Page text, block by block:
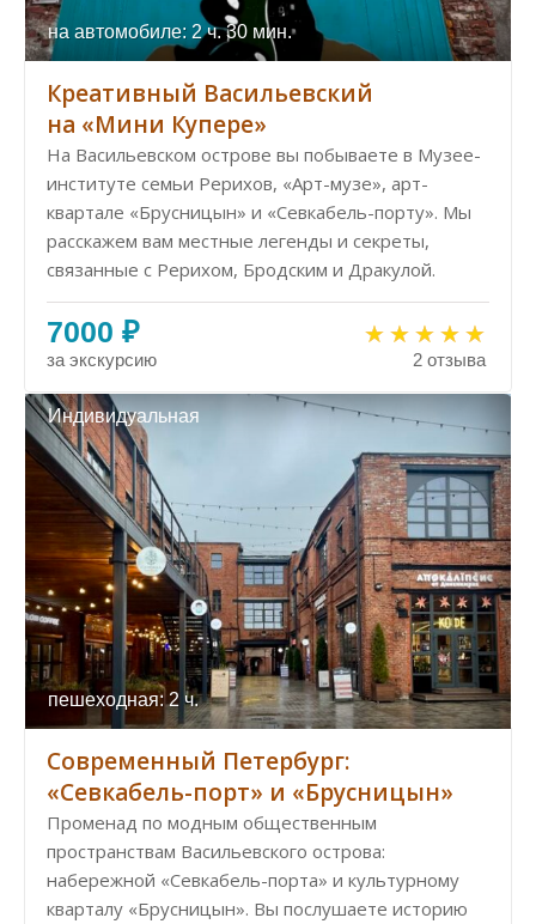
на автомобиле: 2 ч. 30 мин.
Креативный Васильевский
на «Мини Купере»
На Васильевском острове вы побываете в Музее-
институте семьи Рерихов, «Арт-музе», арт-
квартале «Брусницын» и «Севкабель-порту». Мы
расскажем вам местные легенды и секреты,
связанные с Рерихом, Бродским и Дракулой.
7000 ₽
за экскурсию 2 отзыва
Индивидуальная
пешеходная: 2 ч.
Современный Петербург:
«Севкабель-порт» и «Брусницын»
Променад по модным общественным
пространствам Васильевского острова:
набережной «Севкабель-порта» и культурному
кварталу «Брусницын». Вы послушаете историю